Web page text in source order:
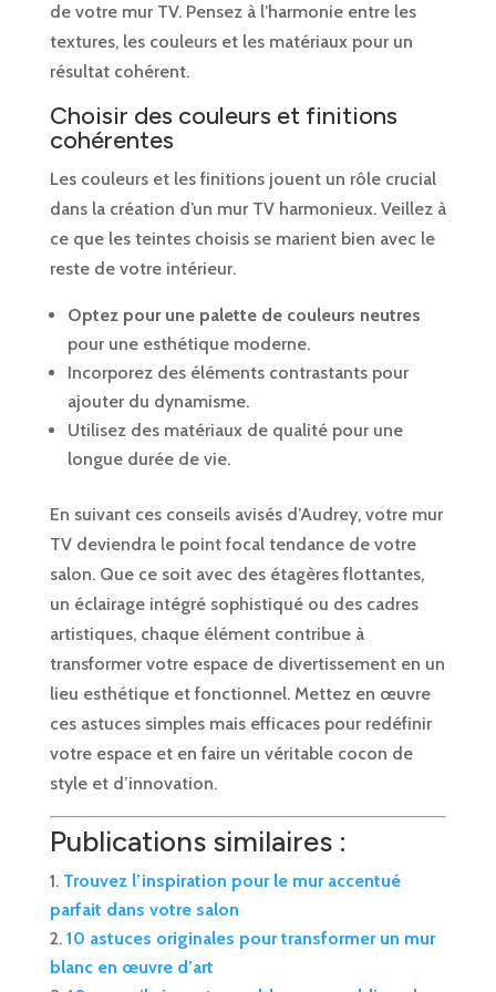
de votre mur TV. Pensez à l’harmonie entre les
textures, les couleurs et les matériaux pour un
résultat cohérent.
Choisir des couleurs et finitions
cohérentes
Les couleurs et les finitions jouent un rôle crucial
dans la création d’un mur TV harmonieux. Veillez à
ce que les teintes choisis se marient bien avec le
reste de votre intérieur.
Optez pour une palette de couleurs neutres
pour une esthétique moderne.
Incorporez des éléments contrastants pour
ajouter du dynamisme.
Utilisez des matériaux de qualité pour une
longue durée de vie.
En suivant ces conseils avisés d’Audrey, votre mur
TV deviendra le point focal tendance de votre
salon. Que ce soit avec des étagères flottantes,
un éclairage intégré sophistiqué ou des cadres
artistiques, chaque élément contribue à
transformer votre espace de divertissement en un
lieu esthétique et fonctionnel. Mettez en œuvre
ces astuces simples mais efficaces pour redéfinir
votre espace et en faire un véritable cocon de
style et d’innovation.
Publications similaires :
Trouvez l’inspiration pour le mur accentué
parfait dans votre salon
10 astuces originales pour transformer un mur
blanc en œuvre d’art